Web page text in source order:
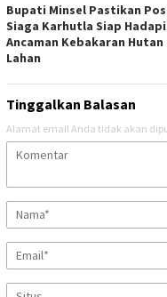
Bupati Minsel Pastikan
Siaga Karhutla Siap Hadapi
Ancaman Kebakaran Hutan
Lahan
Tinggalkan Balasan
Alamat email Anda tidak akan